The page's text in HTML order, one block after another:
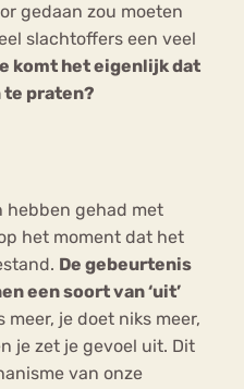
gedaan zou moeten
slachtoffers een veel
komt het eigenlijk dat
praten?
hebben gehad met
het moment dat het
De gebeurtenis
een soort van ‘uit’
meer, je doet niks meer,
je zet je gevoel uit. Dit
van onze